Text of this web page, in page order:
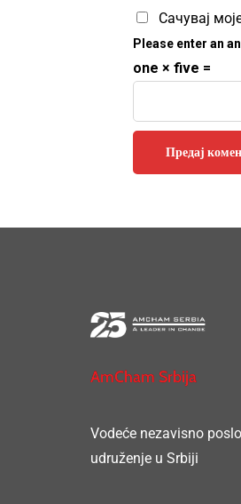
Сачувај
Please enter an
one × five =
AmCham Srbija
Vodeće nezavisno
udruženje u Srbiji